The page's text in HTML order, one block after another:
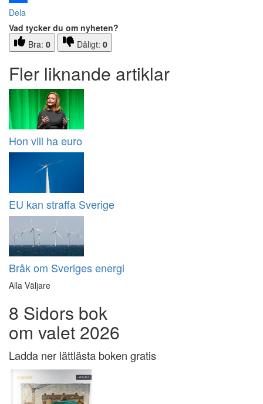
Dela
Vad tycker du om nyheten?
Bra: 0 Dåligt: 0
Fler liknande artiklar
Hon vill ha euro
EU kan straffa Sverige
Bråk om Sveriges energi
Alla Väljare
8 Sidors bok
om valet 2026
Ladda ner lättlästa boken gratis